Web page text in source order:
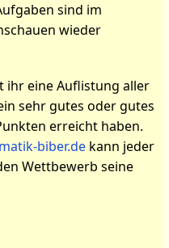
sind im
wieder
ihr eine Auflistung aller
sehr gutes oder gutes
erreicht haben.
biber.de kann jeder
Wettbewerb seine